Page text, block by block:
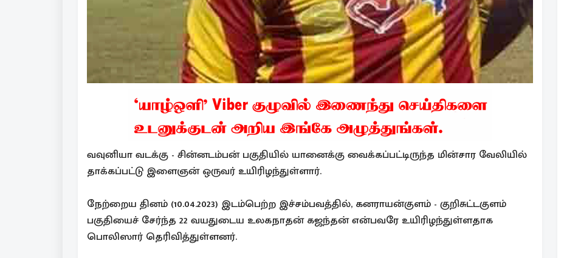
வவுனியா வடக்கு - சின்னடம்பன் பகுதியில் யானைக்கு வைக்கப்பட்டிருந்த மின்சார வேலியில்
தாக்கப்பட்டு இளைஞன் ஒருவர் உயிரிழந்துள்ளார்.
நேற்றைய தினம் (10.04.2023) இடம்பெற்ற இச்சம்பவத்தில், கனராயன்குளம் - குறிசுட்டகுளம்
பகுதியைச் சேர்ந்த 22 வயதுடைய உலகநாதன் கஜந்தன் என்பவரே உயிரிழந்துள்ளதாக
பொலிஸார் தெரிவித்துள்ளனர்.